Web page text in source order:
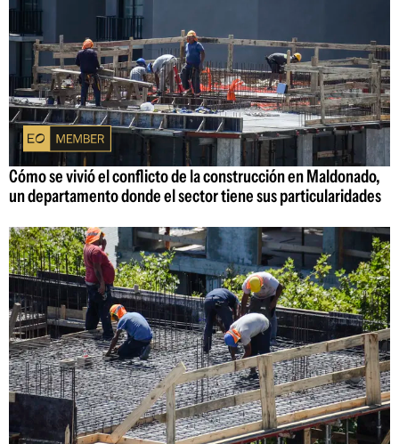
Cómo se vivió el conflicto de la construcción en Maldonado,
un departamento donde el sector tiene sus particularidades